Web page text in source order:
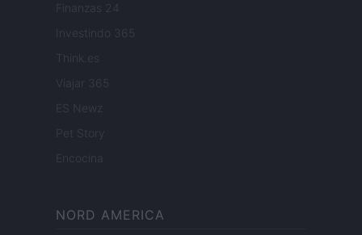
Finanzas 24
Investindo 365
Think.es
Viajar 365
ES Newz
Pet Story
Encocina
NORD AMERICA